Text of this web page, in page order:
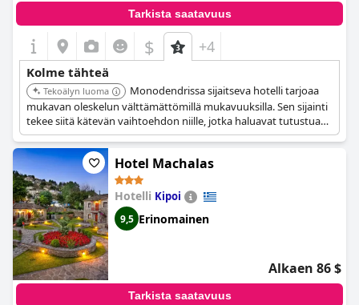
Tarkista saatavuus
$ +4
Kolme tähteä
Tekoälyn luoma
Monodendrissa sijaitseva hotelli tarjoaa
mukavan oleskelun välttämättömillä mukavuuksilla. Sen sijainti
tekee siitä kätevän vaihtoehdon niille, jotka haluavat tutustua
Vikos-rotkoon.
Hotel Machalas
Hotelli Kipoi
9,5 Erinomainen
Alkaen 86 $
Tarkista saatavuus